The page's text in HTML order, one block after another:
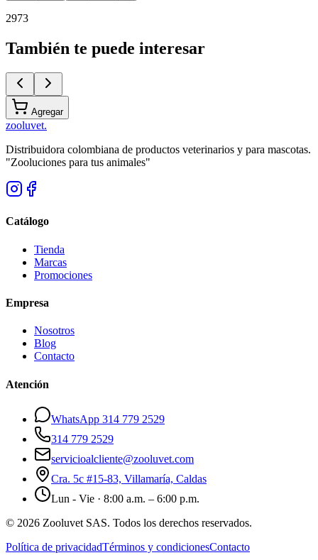
2973
También te puede interesar
Agregar
zooluvet.
Distribuidora colombiana de productos veterinarios y para mascotas.
"Zooluciones para tus animales"
Catálogo
Tienda
Marcas
Promociones
Empresa
Nosotros
Blog
Contacto
Atención
WhatsApp 314 779 2529
314 779 2529
servicioalcliente@zooluvet.com
Cra. 5c #15-83, Villamaría, Caldas
Lun - Vie · 8:00 a.m. – 6:00 p.m.
© 2026 Zooluvet SAS. Todos los derechos reservados.
Política de privacidadTérminos y condicionesContacto